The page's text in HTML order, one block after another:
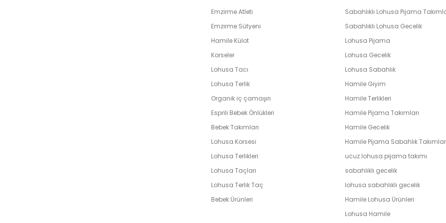
Emzirme Atleti
Emzirme Sütyeni
Hamile Külot
Korseler
Lohusa Tacı
Lohusa Terlik
Organik iç çamaşırı
Esprili Bebek Önlükleri
Bebek Takımları
Lohusa Korsesi
Lohusa Terlikleri
Lohusa Taçları
Lohusa Terlik Taç
Bebek Ürünleri
Sabahlıklı Lohusa Pijama
Sabahlıklı Lohusa Gecelik
Lohusa Pijama
Lohusa Gecelik
Lohusa Sabahlık
Hamile Giyim
Hamile Terlikleri
Hamile Pijama Takımları
Hamile Gecelik
Hamile Pijama Sabahlık
ucuz lohusa pijama takımı
sabahlıklı gecelik
lohusa sabahlıklı gecelik
Hamile Lohusa Ürünleri
Lohusa Hamile